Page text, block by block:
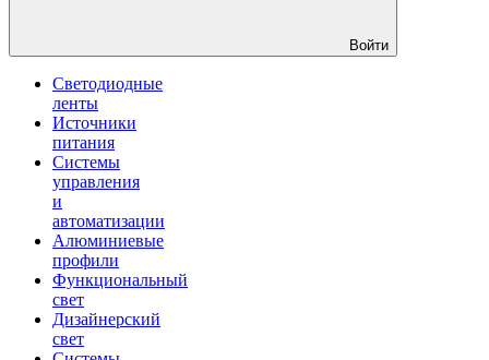
Войти
Светодиодные
ленты
Источники
питания
Системы
управления
и
автоматизации
Алюминиевые
профили
Функциональный
свет
Дизайнерский
свет